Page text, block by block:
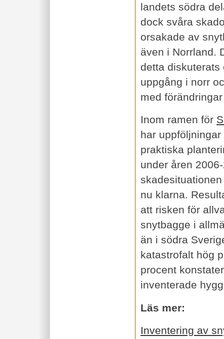
landets södra
dock svåra
orsakade av
även i Norrland.
detta diskuterats
uppgång i norr
med
Inom ramen för
har
praktiska
under åren
nu klarna.
att risken för
snytbagge i
än i södra
katastrofalt hög
procent
inventerade
Läs mer:
Inventering av